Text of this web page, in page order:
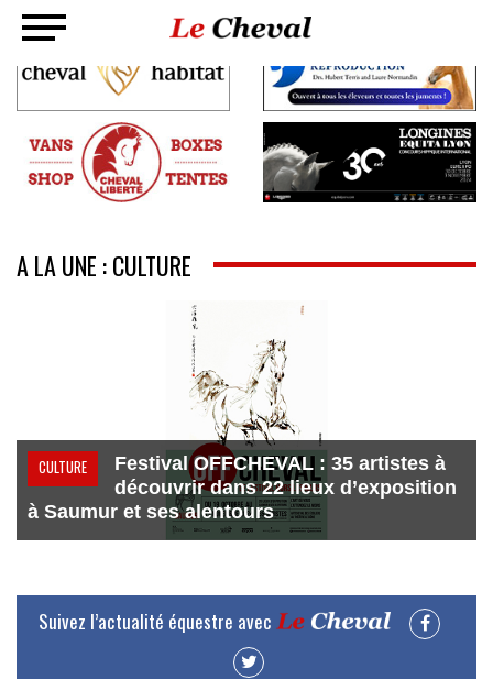
A LA UNE : CULTURE
CULTURE
Festival OFFCHEVAL : 35 artistes à
découvrir dans 22 lieux d’exposition
à Saumur et ses alentours
Suivez l’actualité équestre avec